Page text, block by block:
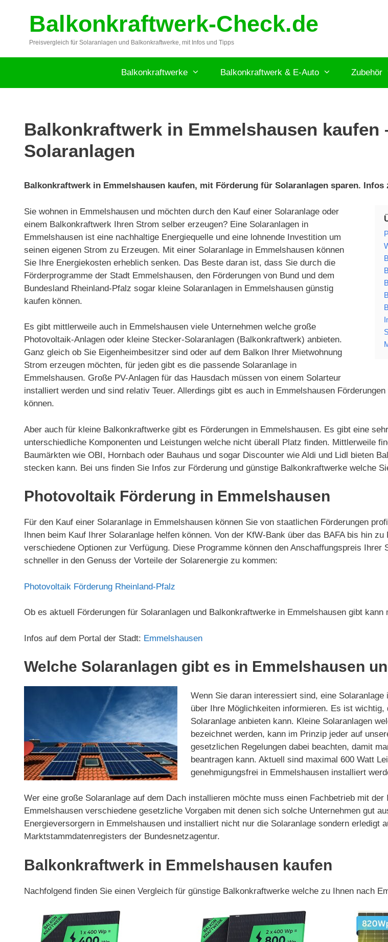
springenBalkonkraftwerk-Check.de
Preisvergleich für Solaranlagen und Balkonkraftwerke, mit Infos und Tipps
Balkonkraftwerke Balkonkraftwerk & E-Auto Zubehör
Balkonkraftwerk in Emmelshausen
Solaranlagen
Balkonkraftwerk in Emmelshausen kaufen, mit Förderung für Solaranlagen sparen.
Sie wohnen in Emmelshausen und möchten durch den Kauf einer Solaranlage oder
einem Balkonkraftwerk Ihren Strom selber erzeugen? Eine Solaranlagen in
Emmelshausen ist eine nachhaltige Energiequelle und eine lohnende Investition um
seinen eigenen Strom zu Erzeugen. Mit einer Solaranlage in Emmelshausen können
Sie Ihre Energiekosten erheblich senken. Das Beste daran ist, dass Sie durch die
Förderprogramme der Stadt Emmelshausen, den Förderungen von Bund und dem
Bundesland Rheinland-Pfalz sogar kleine Solaranlagen in Emmelshausen günstig
kaufen können.
Es gibt mittlerweile auch in Emmelshausen viele Unternehmen welche große
Photovoltaik-Anlagen oder kleine Stecker-Solaranlagen (Balkonkraftwerk) anbieten.
Ganz gleich ob Sie Eigenheimbesitzer sind oder auf dem Balkon Ihrer Mietwohnung
Strom erzeugen möchten, für jeden gibt es die passende Solaranlage in
Emmelshausen. Große PV-Anlagen für das Hausdach müssen von einem Solarteur
installiert werden und sind relativ Teuer. Allerdings gibt es auch in Emmelshausen
können.
Aber auch für kleine Balkonkraftwerke gibt es Förderungen in Emmelshausen. Es gibt eine
unterschiedliche Komponenten und Leistungen welche nicht überall Platz finden. Mittlerweile
Baumärkten wie OBI, Hornbach oder Bauhaus und sogar Discounter wie Aldi und Lidl bieten
stecken kann. Bei uns finden Sie Infos zur Förderung und günstige Balkonkraftwerke welche
Photovoltaik Förderung in Emmelshausen
Für den Kauf einer Solaranlage in Emmelshausen können Sie von staatlichen Förderungen
Ihnen beim Kauf Ihrer Solaranlage helfen können. Von der KfW-Bank über das BAFA bis hin
verschiedene Optionen zur Verfügung. Diese Programme können den Anschaffungspreis
schneller in den Genuss der Vorteile der Solarenergie zu kommen:
Photovoltaik Förderung Rheinland-Pfalz
Ob es aktuell Förderungen für Solaranlagen und Balkonkraftwerke in Emmelshausen gibt
Infos auf dem Portal der Stadt: Emmelshausen
Welche Solaranlagen gibt es in Emmelshausen
Wenn Sie daran interessiert sind, eine
über Ihre Möglichkeiten informieren. Es ist
Solaranlage anbieten kann. Kleine Solaranlagen
bezeichnet werden, kann im Prinzip jeder auf
gesetzlichen Regelungen dabei beachten, damit
beantragen kann. Aktuell sind maximal 600 Watt
genehmigungsfrei in Emmelshausen installiert
Wer eine große Solaranlage auf dem Dach installieren möchte muss einen Fachbetrieb mit
Emmelshausen verschiedene gesetzliche Vorgaben mit denen sich solche Unternehmen gut
Energieversorgern in Emmelshausen und installiert nicht nur die Solaranlage sondern erledigt
Marktstammdatenregisters der Bundesnetzagentur.
Balkonkraftwerk in Emmelshausen kaufen
Nachfolgend finden Sie einen Vergleich für günstige Balkonkraftwerke welche zu Ihnen nach